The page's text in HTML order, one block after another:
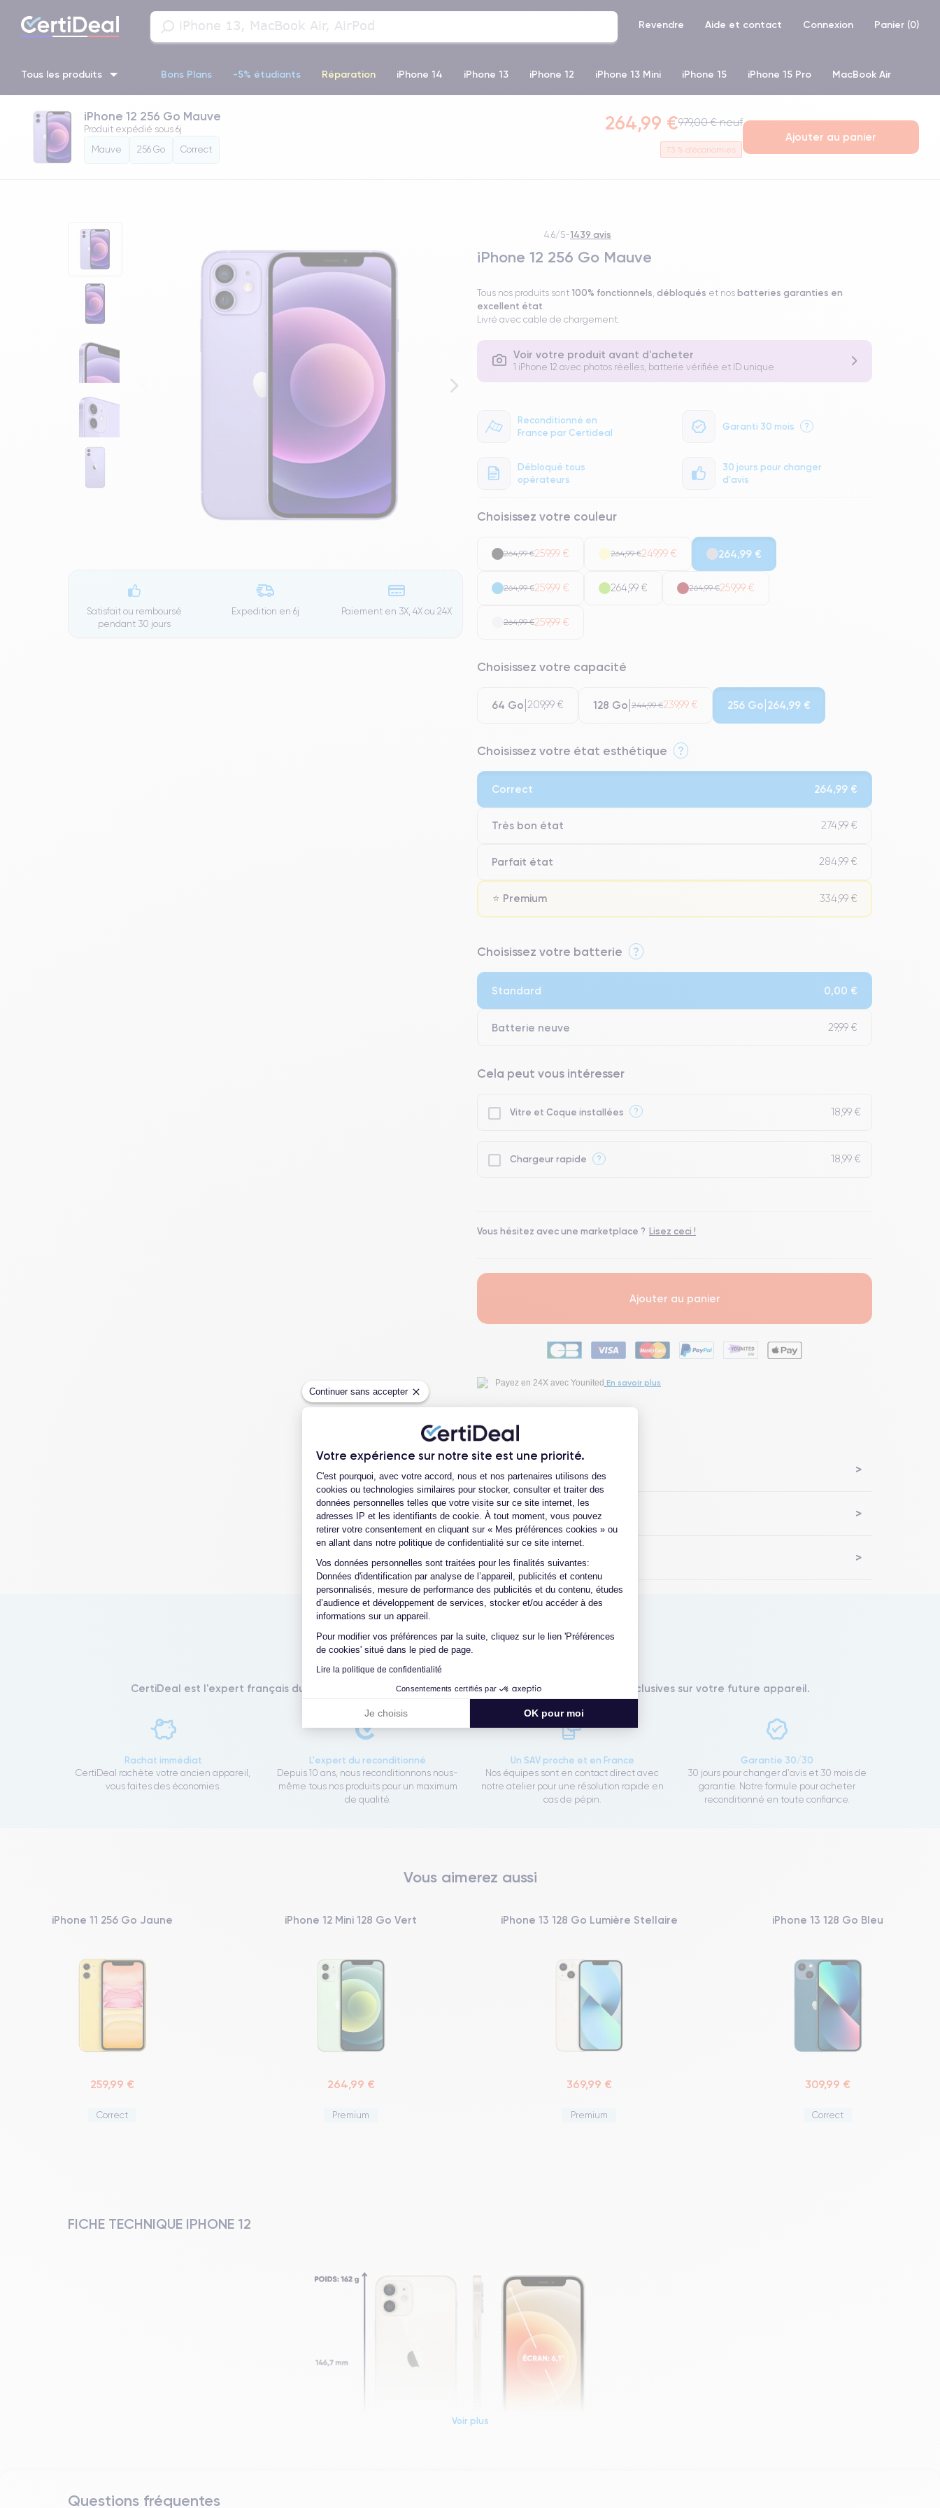
Continuer sans accepter
Votre expérience sur notre site est une priorité.
Plateforme de Gestion du Consentement : Personnalisez vos Options
C'est pourquoi, avec votre accord, nous et nos partenaires utilisons des
cookies ou technologies similaires pour stocker, consulter et traiter des
données personnelles telles que votre visite sur ce site internet, les
adresses IP et les identifiants de cookie. À tout moment, vous pouvez
retirer votre consentement en cliquant sur « Mes préférences cookies » ou
en allant dans notre politique de confidentialité sur ce site internet.
Vos données personnelles sont traitées pour les finalités suivantes:
Données d'identification par analyse de l’appareil, publicités et contenu
personnalisés, mesure de performance des publicités et du contenu, études
d’audience et développement de services, stocker et/ou accéder à des
informations sur un appareil.
Pour modifier vos préférences par la suite, cliquez sur le lien 'Préférences
de cookies' situé dans le pied de page.
Lire la politique de confidentialité
Consentements certifiés par
Je choisis OK pour moi
Axeptio consent
Revendre Aide et contact Connexion Panier (0)
Tous les produits Bons Plans -5% étudiants Réparation iPhone 14 iPhone 13 iPhone 12 iPhone 13 Mini iPhone 15 iPhone 15 Pro MacBook Air
iPhone 16 iPhone 14 Pro iPhone 13 Pro iPhone XR iPhone SE 2 (2020)
iPhone 11 Pro
iPhone 12 256 Go Mauve
Produit expédié sous 6j
Mauve
256 Go Correct
264,99 €979,00 € neuf
73 % d'économies
Ajouter au panier
Satisfait ou remboursé
pendant 30 jours
Expedition en 6j Paiement en 3X, 4X ou 24X
4.6/5-1439 avis
iPhone 12 256 Go Mauve
Tous nos produits sont 100% fonctionnels débloqués et nos batteries garanties en
excellent état
Livré avec cable de chargement.
Voir votre produit avant d'acheter
1 iPhone 12 avec photos réelles, batterie vérifiée et ID unique
Reconditionné en
France par Certideal
Garanti 30 mois ?
Débloqué tous
opérateurs
30 jours pour changer
d'avis
Choisissez votre couleur
264,99 €259,99 € 264,99 €249,99 € 264,99 €
264,99 €259,99 € 264,99 € 264,99 €259,99 €
264,99 €259,99 €
Choisissez votre capacité
64 Go 209,99 € 128 Go 244,99 €239,99 € 256 Go 264,99 €
Choisissez votre état esthétique ?
Correct 264,99 €
Très bon état 274,99 €
Parfait état 284,99 €
⭐ Premium 334,99 €
⭐ Premium
Choisissez votre batterie ?
Standard 0,00 €
Batterie neuve 29,99 €
Cela peut vous intéresser
Vitre et Coque installées ? 18,99 €
Chargeur rapide ? 18,99 €
Vous hésitez avec une marketplace ? Lisez ceci !
Ajouter au panier
Payez en 24X avec Younited En savoir plus
Fiche Technique
Avis clients
Questions fréquentes
Les garanties CertiDeal
CertiDeal est l'expert français du reconditionné. En achetant ici, vous bénéficiez de garanties exclusives sur votre future appareil.
Rachat immédiat
CertiDeal rachète votre ancien appareil,
vous faites des économies.
L'expert du reconditionné
Depuis 10 ans, nous reconditionnons nous-
même tous nos produits pour un maximum
de qualité.
Un SAV proche et en France
Nos équipes sont en contact direct avec
notre atelier pour une résolution rapide en
cas de pépin.
Garantie 30/30
30 jours pour changer d'avis et 30 mois de
garantie. Notre formule pour acheter
reconditionné en toute confiance.
Vous aimerez aussi
iPhone 11 256 Go Jaune
259,99 €
Correct
iPhone 12 Mini 128 Go Vert
264,99 €
Premium
iPhone 13 128 Go Lumière Stellaire
369,99 €
Premium
iPhone 13 128 Go Bleu
309,99 €
Correct
FICHE TECHNIQUE IPHONE 12
Voir plus
Questions fréquentes